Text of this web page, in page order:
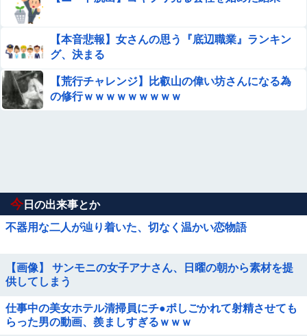
【本音悲報】女さんの思う『底辺職業』ランキン
グ、決まる
【荒行チャレンジ】比叡山の偉い坊さんになる為
の修行ｗｗｗｗｗｗｗｗｗ
今 日の出来事とか
不器用な二人が辿り着いた、切なく温かい恋物語
【画像】 サンモニの女子アナさん、日曜の朝から素材を提
供してしまう
仕事中の美女ホテル清掃員にチ●ポしごかれて射精させても
らった男の動画、羨ましすぎるｗｗｗ